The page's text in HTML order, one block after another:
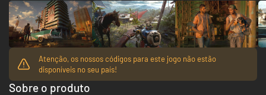
Atenção, os nossos códigos para este jogo não estão
disponíveis no seu país!
Sobre o produto